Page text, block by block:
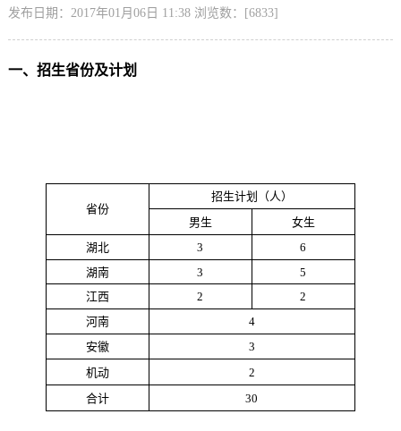
发布日期：2017年01月06日 11:38 浏览数：[6833]
一、招生省份及计划
省份
招生计划（人）
男生
女生
湖北
3
6
湖南
3
5
江西
2
2
河南
4
安徽
3
机动
2
合计
30